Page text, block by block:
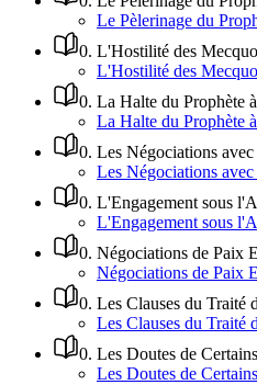
Le Pèlerinage du
0. L'Hostilité des
L'Hostilité des
0. La Halte du Prophète
La Halte du Prophète
0. Les Négociations
Les Négociations
0. L'Engagement sous
L'Engagement sous
0. Négociations de Paix
Négociations de Paix
0. Les Clauses du Traité
Les Clauses du Traité
0. Les Doutes de
Les Doutes de